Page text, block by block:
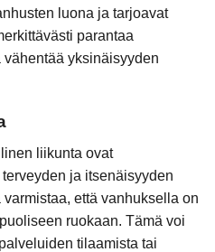
luona ja tarjoavat
parantaa
yksinäisyyden
liikunta ovat
ja itsenäisyyden
että vanhuksella on
ruokaan. Tämä voi
tilaamista tai